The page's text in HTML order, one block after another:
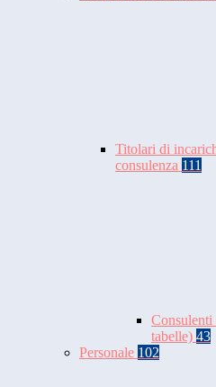
Titolari di
consulenza 111
Consulenti
tabelle) 43
Personale 102